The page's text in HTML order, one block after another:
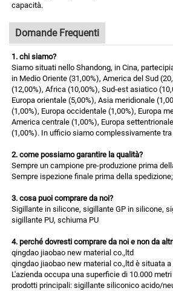
capacità.
Domande Frequenti
1. chi siamo?
Siamo situati nello Shandong, in Cina,
in Medio Oriente (31,00%), America del Sud
(12,00%), Africa (10,00%), Sud-est asiatico
Europa orientale (5,00%), Asia meridionale
(1,00%), Europa occidentale (1,00%), Europa
America centrale (1,00%), Europa
(1,00%). In ufficio siamo complessivamente
2. come possiamo garantire la qualità?
Sempre un campione pre-produzione prima
Sempre ispezione finale prima della spedizione;
3. cosa puoi comprare da noi?
Sigillante in silicone, sigillante GP in silicone,
sigillante PU, schiuma PU
4. perché dovresti comprare da noi e non da
qingdao jiaobao new material co.,ltd
qingdao jiaobao new material co.,ltd è situata a
L'azienda occupa una superficie di 10.000
prodotti principali: sigillante siliconico acido/